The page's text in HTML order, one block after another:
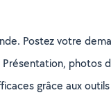
Postez votre
photos
grâce aux